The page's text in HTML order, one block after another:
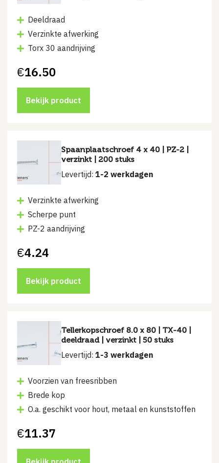
Deeldraad
Verzinkte afwerking
Torx 30 aandrijving
€16.50
Bekijk product
Spaanplaatschroef 4 x 40 | PZ-2 |
verzinkt | 200 stuks
Levertijd: 1-2 werkdagen
Verzinkte afwerking
Scherpe punt
PZ-2 aandrijving
€4.24
Bekijk product
Tellerkopschroef 8.0 x 80 | TX-40 |
deeldraad | verzinkt | 50 stuks
Levertijd: 1-3 werkdagen
Voorzien van freesribben
Brede kop
O.a. geschikt voor hout, metaal en kunststoffen
€11.37